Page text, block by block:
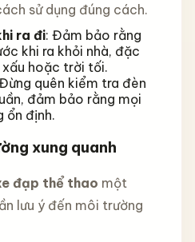
sử dụng đúng cách.
ra đi: Đảm bảo rằng
khi ra khỏi nhà, đặc
hoặc trời tối.
quên kiểm tra đèn
đảm bảo rằng mọi
ổn định.
xung quanh
đạp thể thao một
lưu ý đến môi trường